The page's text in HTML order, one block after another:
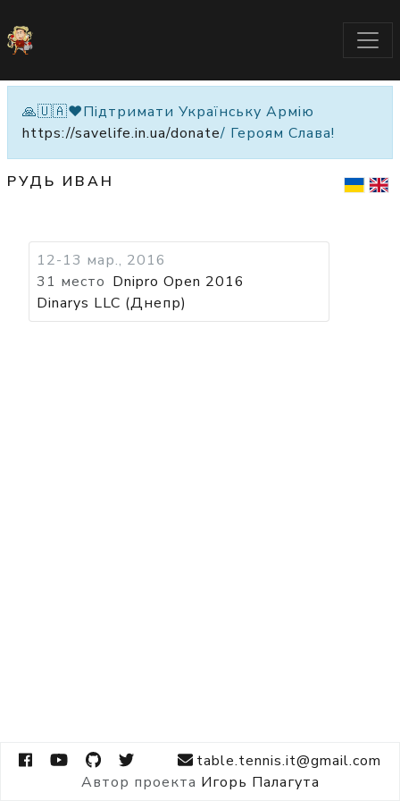
🙏🇺🇦❤️Підтримати Українську Армію
https://savelife.in.ua/donate/ Героям Слава!
РУДЬ ИВАН
12-13 мар., 2016
31 место Dnipro Open 2016
Dinarys LLC (Днепр)
table.tennis.it@gmail.com
Автор проекта Игорь Палагута